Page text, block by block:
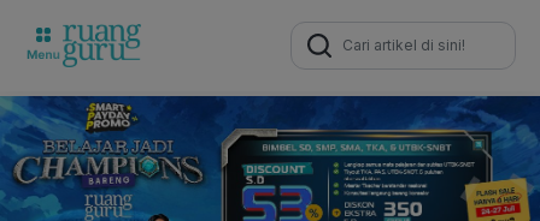
Search
for: